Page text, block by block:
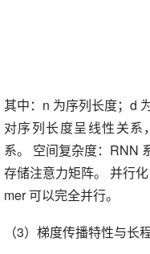
其中：n 为序列长度；d
对序列长度呈线性关系
系。 空间复杂度：RNN
存储注意力矩阵。 并行
mer 可以完全并行。
（3）梯度传播特性与长